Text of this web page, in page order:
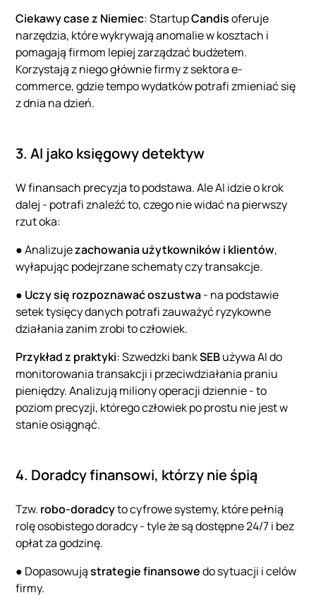
Ciekawy case z Niemiec: StartupCandisoferuje
narzędzia, które wykrywają anomalie w kosztach i
pomagają firmom lepiej zarządzać budżetem.
Korzystają z niego głównie firmy z sektora e-
commerce, gdzie tempo wydatków potrafi zmieniać się
z dnia na dzień.
3. AI jako księgowy detektyw
W finansach precyzja to podstawa. Ale AI idzie o krok
dalej - potrafi znaleźć to, czego nie widać na pierwszy
rzut oka:
● Analizujezachowania użytkowników i klientów,
wyłapując podejrzane schematy czy transakcje.
● Uczy się rozpoznawać oszustwa- na podstawie
setek tysięcy danych potrafi zauważyć ryzykowne
działania zanim zrobi to człowiek.
Przykład z praktyki: Szwedzki bankSEBużywa AI do
monitorowania transakcji i przeciwdziałania praniu
pieniędzy. Analizują miliony operacji dziennie - to
poziom precyzji, którego człowiek po prostu nie jest w
stanie osiągnąć.
4. Doradcy finansowi, którzy nie śpią
Tzw. robo-doradcyto cyfrowe systemy, które pełnią
rolę osobistego doradcy - tyle że są dostępne 24/7 i bez
opłat za godzinę.
● Dopasowująstrategie finansowedo sytuacji i celów
firmy.